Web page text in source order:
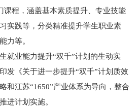
程，涵盖基本素质提升、专业技能
实践等，分类精准提升学生职业素
力等。
就业能力提升“双千”计划的生动实
发《关于进一步提升“双千”计划质效
和江苏“1650”产业体系为导向，整合
进计划实施。